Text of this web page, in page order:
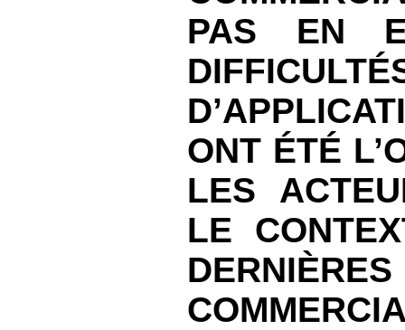
PAS EN
ONT ÉTÉ
LES
LE